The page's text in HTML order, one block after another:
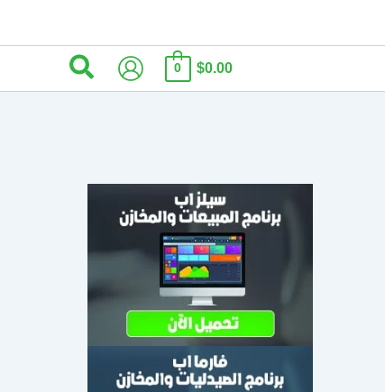
$0.00
0 البحث